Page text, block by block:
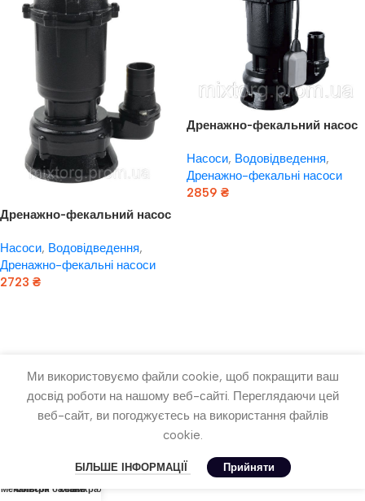
Дренажно-фекальний насос
Насоси, Водовідведення,
Дренажно-фекальні насоси
2723 ₴
Дренажно-фекальний насос
Насоси, Водовідведення,
Дренажно-фекальні насоси
2859 ₴
МенюФільтри
Список бажань
кошик
Мій рахунок
Ми використовуємо файли cookie, щоб покращити ваш
досвід роботи на нашому веб-сайті. Переглядаючи цей
веб-сайт, ви погоджуєтесь на використання файлів
cookie.
БІЛЬШЕ ІНФОРМАЦІЇ Прийняти